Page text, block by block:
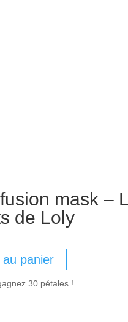
mask –
de Loly
panier
30 pétales !